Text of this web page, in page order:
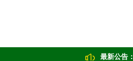
最新公告：